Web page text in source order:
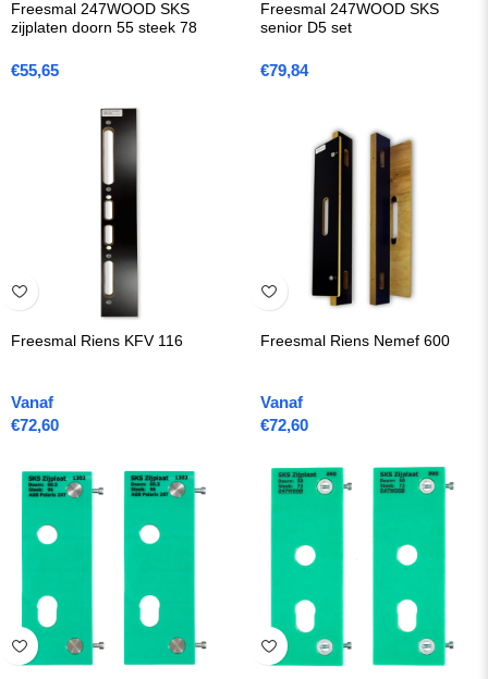
Freesmal 247WOOD SKS
zijplaten doorn 55 steek 78
€55,65
Freesmal 247WOOD SKS
senior D5 set
€79,84
Freesmal Riens KFV 116
Vanaf
€72,60
Freesmal Riens Nemef 600
Vanaf
€72,60